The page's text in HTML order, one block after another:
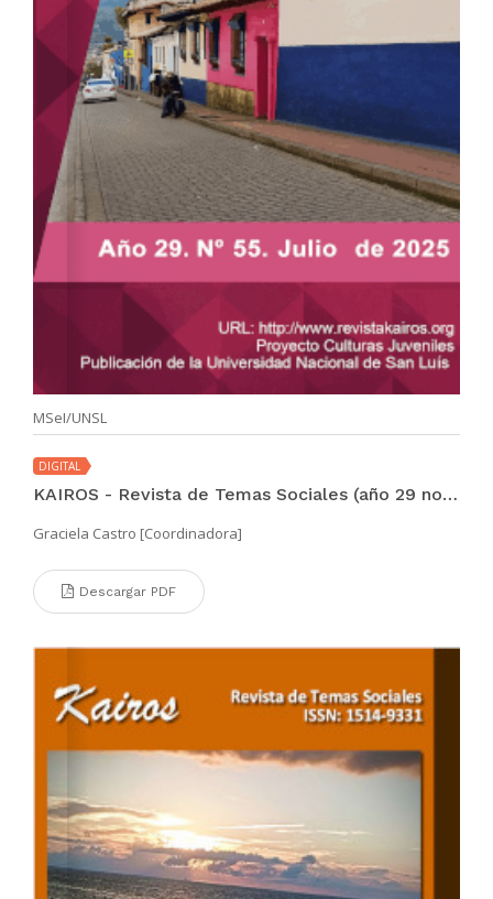
MSeI/UNSL
DIGITAL
KAIROS - Revista de Temas Sociales (año 29 no. 55 jul 2025)
Graciela Castro [Coordinadora]
Descargar PDF